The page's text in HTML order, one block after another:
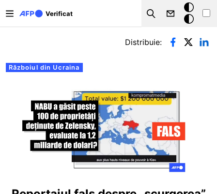
Verificat
Search
Modul
întunecat
Filele principale
Războiul din Ucraina
Distribuie: